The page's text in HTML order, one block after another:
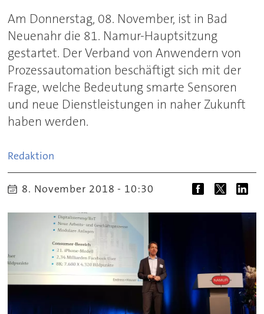
Am Donnerstag, 08. November, ist in Bad
Neuenahr die 81. Namur-Hauptsitzung
gestartet. Der Verband von Anwendern von
Prozessautomation beschäftigt sich mit der
Frage, welche Bedeutung smarte Sensoren
und neue Dienstleistungen in naher Zukunft
haben werden.
Redaktion
8. November 2018 - 10:30